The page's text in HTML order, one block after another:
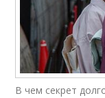
В чем секрет